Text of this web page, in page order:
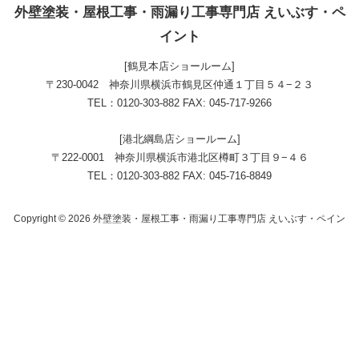
外壁塗装・屋根工事・雨漏り工事専門店 えいぶす・ペ
イント
[鶴見本店ショールーム]
〒230-0042 神奈川県横浜市鶴見区仲通１丁目５４−２３
TEL：0120-303-882 FAX: 045-717-9266
[港北綱島店ショールーム]
〒222-0001 神奈川県横浜市港北区樽町３丁目９−４６
TEL：0120-303-882 FAX: 045-716-8849
Copyright © 2026 外壁塗装・屋根工事・雨漏り工事専門店 えいぶす・ペイン